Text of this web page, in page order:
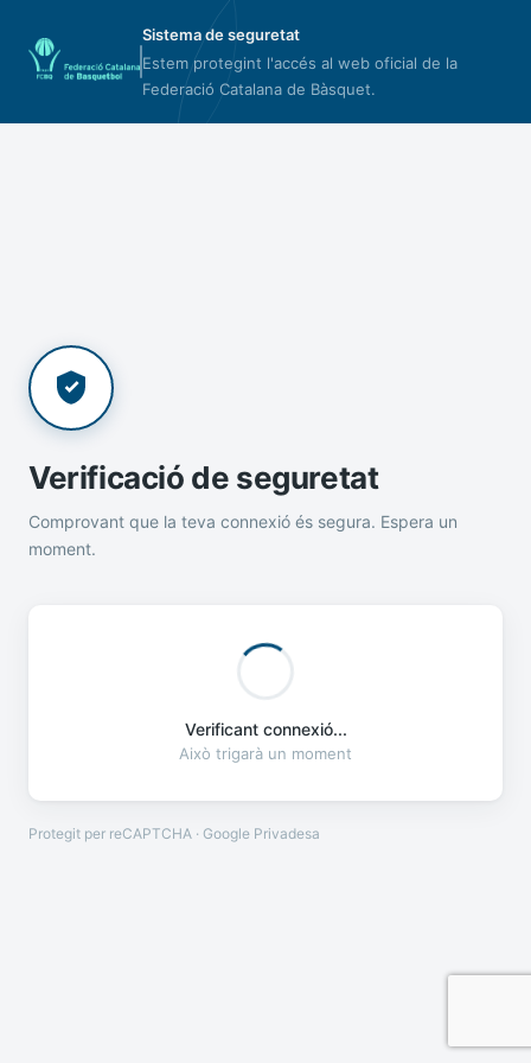
Sistema de seguretat
Estem protegint l'accés al web oficial de la
Federació Catalana de Bàsquet.
Verificació de seguretat
Comprovant que la teva connexió és segura. Espera un
moment.
Verificant connexió...
Això trigarà un moment
Protegit per reCAPTCHA · Google Privadesa